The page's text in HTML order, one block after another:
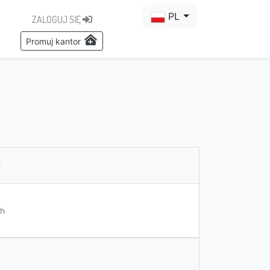
ZALOGUJ SIĘ
Promuj kantor
PL